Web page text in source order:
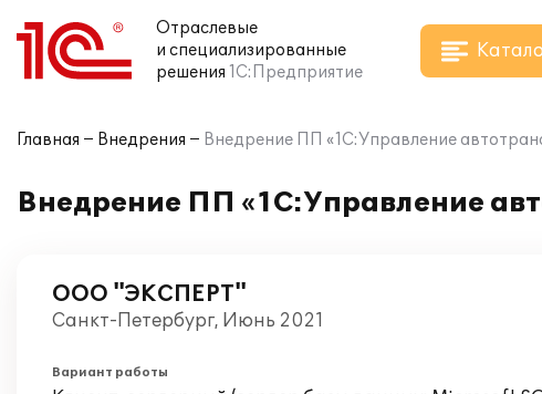
Отраслевые
и специализированные
решения 1С:Предприятие
Главная Внедрения Внедрение ПП «1С:Управление
Внедрение ПП «1С:Управление
ООО "ЭКСПЕРТ"
Санкт-Петербург, Июнь 2021
Вариант работы